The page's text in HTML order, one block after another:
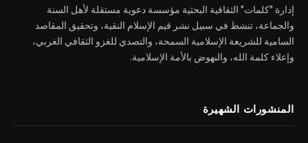
إدارة "كلمات" الثقافية البحثية مؤسسة دعوية مستقلة لأهل السنة
والجماعة، تنشط في سبيل نشر قيم الإسلام النقية، وتحقيق المقاصد
السامية للشريعة الإسلامية السمحة، والتصدي للغزو الثقافي الغربي،
وإعلاء كلمة الله، والنهوض بالأمة الإسلامية.
المنشورات الشهيرة